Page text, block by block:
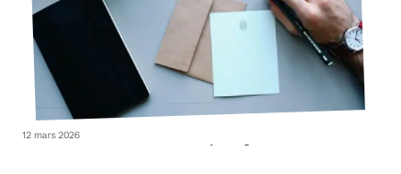
12 mars 2026
Comment écrire une correspondance ?